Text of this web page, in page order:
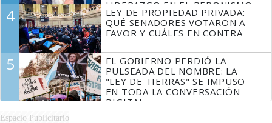
LIDERAZGO EN EL PERONISMO
4
LEY DE PROPIEDAD PRIVADA:
QUÉ SENADORES VOTARON A
FAVOR Y CUÁLES EN CONTRA
5
EL GOBIERNO PERDIÓ LA
PULSEADA DEL NOMBRE: LA
"LEY DE TIERRAS" SE IMPUSO
EN TODA LA CONVERSACIÓN
DIGITAL
Espacio Publicitario